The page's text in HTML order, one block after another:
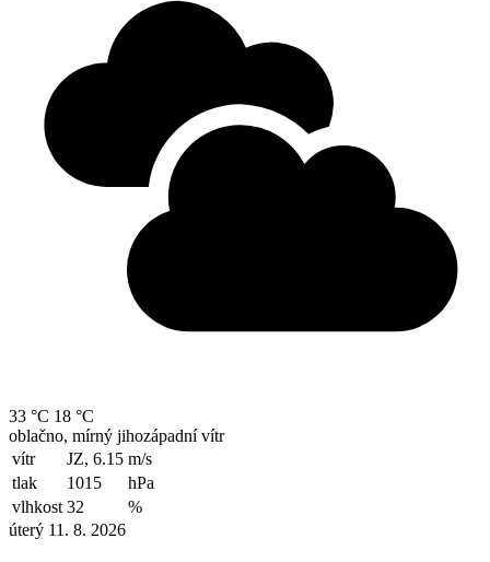
33 °C 18 °C
oblačno, mírný jihozápadní vítr
vítr
JZ, 6.15 m/s
tlak
1015
hPa
vlhkost 32
%
úterý 11. 8. 2026